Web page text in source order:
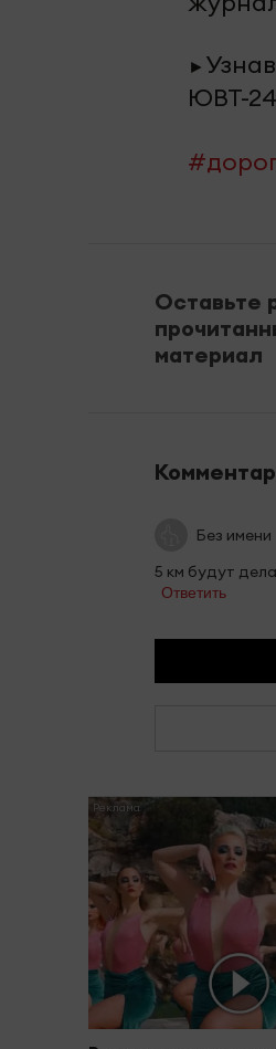
►
ЮВТ-
Оставьте
материал
Без имени
5 км будут
Ответить